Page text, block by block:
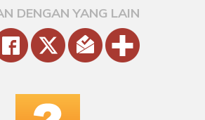
DENGAN YANG LAIN